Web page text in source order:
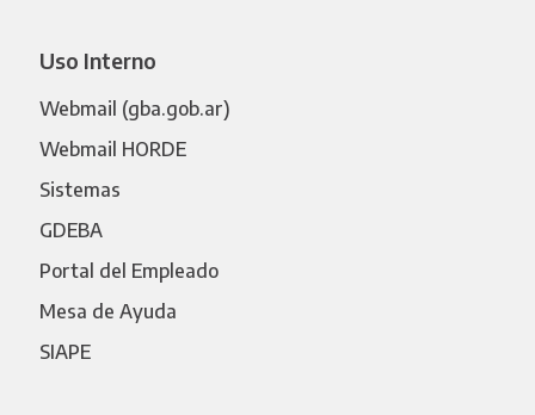
Uso Interno
Webmail (gba.gob.ar)
Webmail HORDE
Sistemas
GDEBA
Portal del Empleado
Mesa de Ayuda
SIAPE